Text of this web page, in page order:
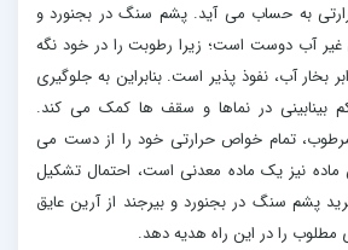
به حساب می آید. پشم سنگ در بجنورد و
غیر آب دوست است؛ زیرا رطوبت را در خود نگه
بخار آب، نفوذ پذیر است. بنابراین به جلوگیری
بینابینی در نماها و سقف ها کمک می کند.
تمام خواص حرارتی خود را از دست می
نیز یک ماده معدنی است، احتمال تشکیل
پشم سنگ در بجنورد و بیرجند از آرین عایق
مطلوب را در این راه هدیه دهد.